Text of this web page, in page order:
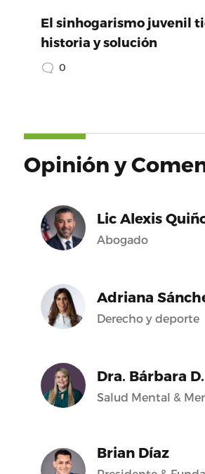
El sinhogarismo juvenil
historia y solución
0
Opinión y
Lic Alexis
Abogado
Adriana
Derecho y deporte
Dra. Bárbara
Salud Mental &
Brian Díaz